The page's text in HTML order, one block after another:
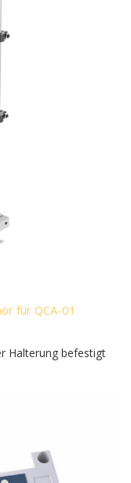
für QCA-01
Halterung befestigt